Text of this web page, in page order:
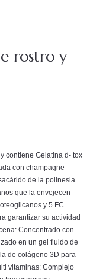
rostro y
contiene Gelatina d- tox
con champagne
de la polinesia
que la envejecen
y 5 FC
garantizar su actividad
Concentrado con
en un gel fluido de
de colágeno 3D para
vitaminas: Complejo